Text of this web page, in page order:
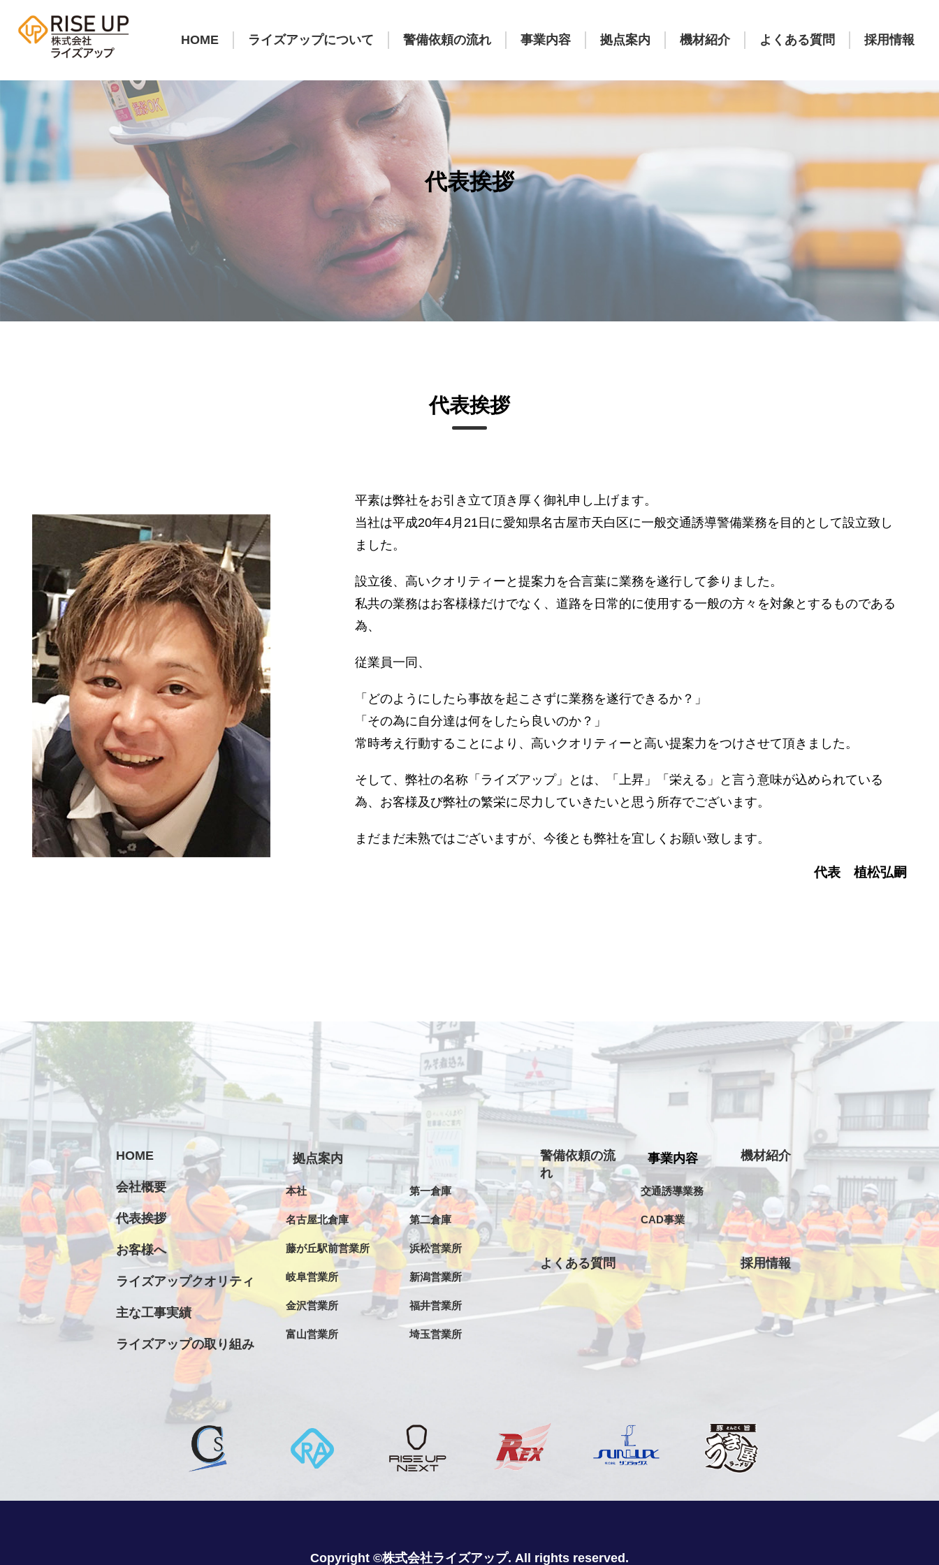
HOME ライズアップについて 警備依頼の流れ 事業内容 拠点案内 機材紹介 よくある質問 採用情報
代表挨拶
代表挨拶
平素は弊社をお引き立て頂き厚く御礼申し上げます。
当社は平成20年4月21日に愛知県名古屋市天白区に一般交通誘導警備業務を目的として設立致し
ました。
設立後、高いクオリティーと提案力を合言葉に業務を遂行して参りました。
私共の業務はお客様様だけでなく、道路を日常的に使用する一般の方々を対象とするものである
為、
従業員一同、
「どのようにしたら事故を起こさずに業務を遂行できるか？」
「その為に自分達は何をしたら良いのか？」
常時考え行動することにより、高いクオリティーと高い提案力をつけさせて頂きました。
そして、弊社の名称「ライズアップ」とは、「上昇」「栄える」と言う意味が込められている
為、お客様及び弊社の繁栄に尽力していきたいと思う所存でございます。
まだまだ未熟ではございますが、今後とも弊社を宜しくお願い致します。
代表 植松弘嗣
HOME
会社概要
代表挨拶
お客様へ
ライズアップクオリティ
主な工事実績
ライズアップの取り組み
拠点案内
本社 第一倉庫
名古屋北倉庫 第二倉庫
藤が丘駅前営業所 浜松営業所
岐阜営業所 新潟営業所
金沢営業所 福井営業所
富山営業所 埼玉営業所
警備依頼の流
れ
事業内容
交通誘導業務
CAD事業
機材紹介
よくある質問 採用情報
Copyright ©株式会社ライズアップ. All rights reserved.